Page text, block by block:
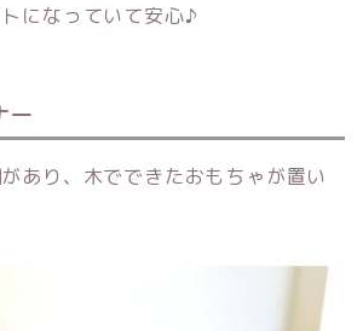
になっていて安心♪
ー
あり、木でできたおもちゃが置い